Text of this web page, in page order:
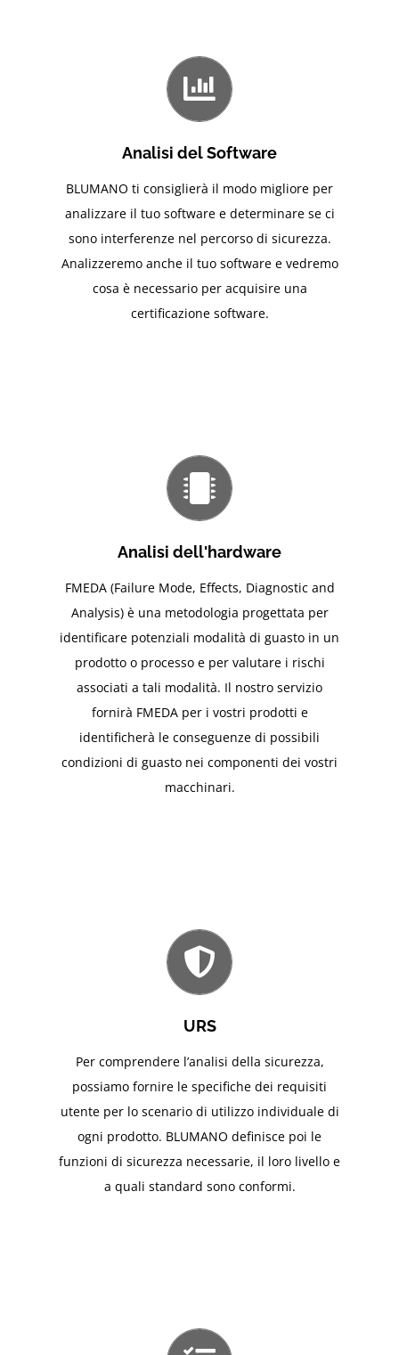
Analisi del Software
BLUMANO ti consiglierà il modo migliore per
analizzare il tuo software e determinare se ci
sono interferenze nel percorso di sicurezza.
Analizzeremo anche il tuo software e vedremo
cosa è necessario per acquisire una
certificazione software.
Analisi dell'hardware
FMEDA (Failure Mode, Effects, Diagnostic and
Analysis) è una metodologia progettata per
identificare potenziali modalità di guasto in un
prodotto o processo e per valutare i rischi
associati a tali modalità. Il nostro servizio
fornirà FMEDA per i vostri prodotti e
identificherà le conseguenze di possibili
condizioni di guasto nei componenti dei vostri
macchinari.
URS
Per comprendere l’analisi della sicurezza,
possiamo fornire le specifiche dei requisiti
utente per lo scenario di utilizzo individuale di
ogni prodotto. BLUMANO definisce poi le
funzioni di sicurezza necessarie, il loro livello e
a quali standard sono conformi.